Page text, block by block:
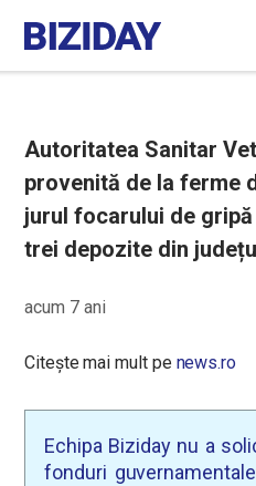
Autoritatea Sanitar
provenită de la ferme
jurul focarului de
trei depozite din
acum 7 ani
Citește mai mult pe news.ro
Echipa Biziday nu a
fonduri